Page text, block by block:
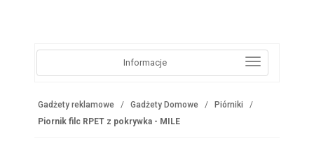
Informacje
Gadżety reklamowe Gadżety Domowe
Piórniki
Piornik filc RPET z pokrywka - MILE